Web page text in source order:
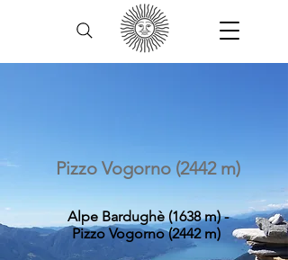
Pizzo Vogorno (2442 m)
Alpe Bardughè (1638 m) -
Pizzo Vogorno (2442 m)